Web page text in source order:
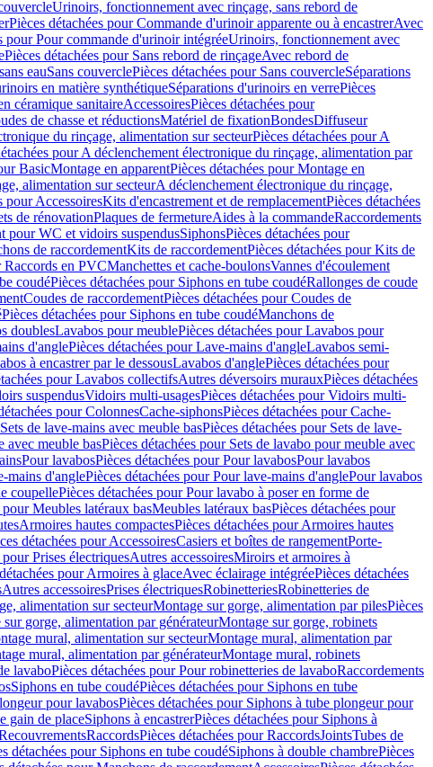
Urinoirs, fonctionnement avec rinçage, sans rebord de
Pièces détachées pour Commande d'urinoir apparente ou à encastrerAvec
pour Pour commande d'urinoir intégréeUrinoirs, fonctionnement avec
Pièces détachées pour Sans rebord de rinçageAvec rebord de
eauSans couverclePièces détachées pour Sans couvercleSéparations
en matière synthétiqueSéparations d'urinoirs en verrePièces
céramique sanitaireAccessoiresPièces détachées pour
de chasse et réductionsMatériel de fixationBondesDiffuseur
du rinçage, alimentation sur secteurPièces détachées pour A
pour A déclenchement électronique du rinçage, alimentation par
BasicMontage en apparentPièces détachées pour Montage en
alimentation sur secteurA déclenchement électronique du rinçage,
pour AccessoiresKits d'encastrement et de remplacementPièces détachées
de rénovationPlaques de fermetureAides à la commandeRaccordements
pour WC et vidoirs suspendusSiphonsPièces détachées pour
de raccordementKits de raccordementPièces détachées pour Kits de
Raccords en PVCManchettes et cache-boulonsVannes d'écoulement
coudéPièces détachées pour Siphons en tube coudéRallonges de coude
Coudes de raccordementPièces détachées pour Coudes de
Pièces détachées pour Siphons en tube coudéManchons de
doublesLavabos pour meublePièces détachées pour Lavabos pour
d'anglePièces détachées pour Lave-mains d'angleLavabos semi-
à encastrer par le dessousLavabos d'anglePièces détachées pour
pour Lavabos collectifsAutres déversoirs murauxPièces détachées
suspendusVidoirs multi-usagesPièces détachées pour Vidoirs multi-
pour ColonnesCache-siphonsPièces détachées pour Cache-
Sets de lave-mains avec meuble basPièces détachées pour Sets de lave-
avec meuble basPièces détachées pour Sets de lavabo pour meuble avec
Pour lavabosPièces détachées pour Pour lavabosPour lavabos
mains d'anglePièces détachées pour Pour lave-mains d'anglePour lavabos
coupellePièces détachées pour Pour lavabo à poser en forme de
pour Meubles latéraux basMeubles latéraux basPièces détachées pour
Armoires hautes compactesPièces détachées pour Armoires hautes
détachées pour AccessoiresCasiers et boîtes de rangementPorte-
pour Prises électriquesAutres accessoiresMiroirs et armoires à
pour Armoires à glaceAvec éclairage intégréePièces détachées
Autres accessoiresPrises électriquesRobinetteriesRobinetteries de
alimentation sur secteurMontage sur gorge, alimentation par pilesPièces
gorge, alimentation par générateurMontage sur gorge, robinets
mural, alimentation sur secteurMontage mural, alimentation par
mural, alimentation par générateurMontage mural, robinets
lavaboPièces détachées pour Pour robinetteries de lavaboRaccordements
Siphons en tube coudéPièces détachées pour Siphons en tube
pour lavabosPièces détachées pour Siphons à tube plongeur pour
gain de placeSiphons à encastrerPièces détachées pour Siphons à
RaccordsPièces détachées pour RaccordsJointsTubes de
détachées pour Siphons en tube coudéSiphons à double chambrePièces